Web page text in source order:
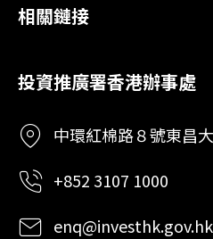
相關鏈接
投資推廣署香港辦事處
中環紅棉路８號東昌
+852 3107 1000
enq@investhk.gov.hk